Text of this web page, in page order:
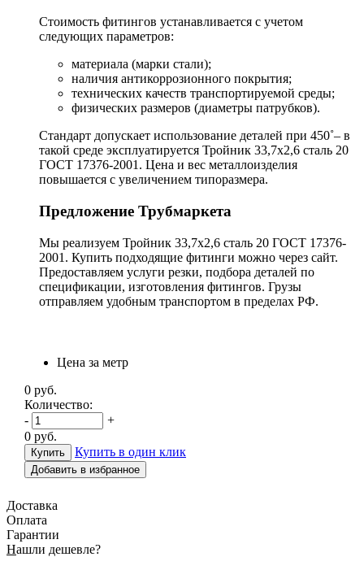
Стоимость фитингов устанавливается с учетом
следующих параметров:
материала (марки стали);
наличия антикоррозионного покрытия;
технических качеств транспортируемой среды;
физических размеров (диаметры патрубков).
Стандарт допускает использование деталей при 450˚– в
такой среде эксплуатируется Тройник 33,7х2,6 сталь 20
ГОСТ 17376-2001. Цена и вес металлоизделия
повышается с увеличением типоразмера.
Предложение Трубмаркета
Мы реализуем Тройник 33,7х2,6 сталь 20 ГОСТ 17376-
2001. Купить подходящие фитинги можно через сайт.
Предоставляем услуги резки, подбора деталей по
спецификации, изготовления фитингов. Грузы
отправляем удобным транспортом в пределах РФ.
Цена за метр
0 руб.
Количество:
-
+
0 руб.
Купить в один клик
Добавить в избранное
Доставка
Оплата
Гарантии
Нашли дешевле?